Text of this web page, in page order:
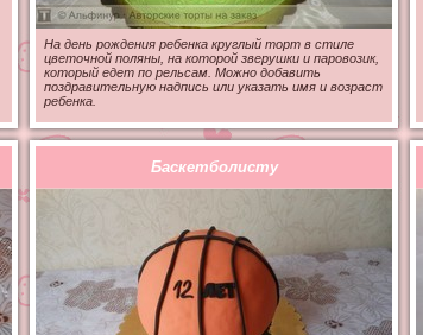
На день рождения ребенка круглый торт в стиле
цветочной поляны, на которой зверушки и паровозик,
который едет по рельсам. Можно добавить
поздравительную надпись или указать имя и возраст
ребенка.
Баскетболисту